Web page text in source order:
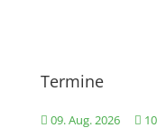
Termine
09. Aug. 2026